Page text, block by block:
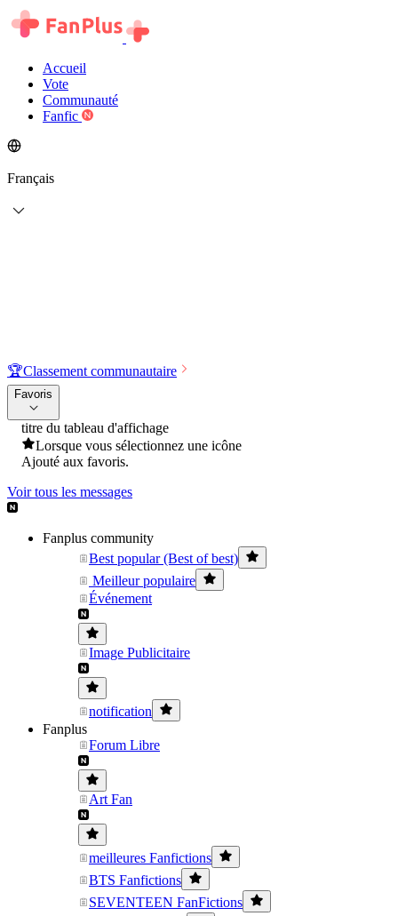
Accueil
Vote
Communauté
Fanfic
Français
🏆Classement communautaire
Favoris
titre du tableau d'affichage
Lorsque vous sélectionnez une icône
Ajouté aux favoris.
Voir tous les messages
Fanplus community
Best popular (Best of best)
Meilleur populaire
Événement
Image Publicitaire
notification
Fanplus
Forum Libre
Art Fan
meilleures Fanfictions
BTS Fanfictions
SEVENTEEN FanFictions